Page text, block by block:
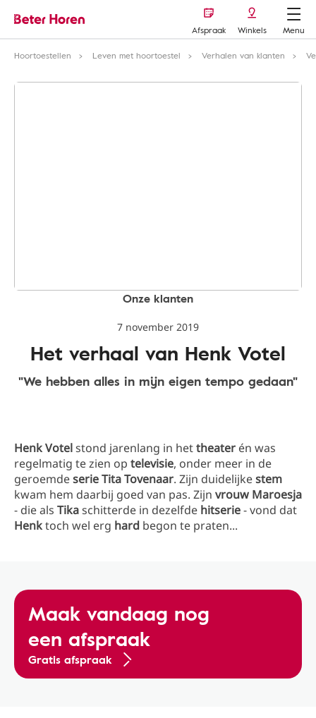
Afspraak Winkels
Menu
Hoortoestellen
Leven met hoortoestel Verhalen van klanten
Onze klanten
7 november 2019
Het verhaal van Henk Votel
"We hebben alles in mijn eigen tempo gedaan"
Henk Votelstond jarenlang in hettheater én was
regelmatig te zien op televisie, onder meer in de
geroemdeserie Tita Tovenaar. Zijn duidelijkestem
kwam hem daarbij goed van pas. Zijn vrouw Maroesja
- die als Tikaschitterde in dezelfde hitserie- vond dat
Henktoch wel erg hard begon te praten...
Maak vandaag nog
een afspraak
Gratis afspraak